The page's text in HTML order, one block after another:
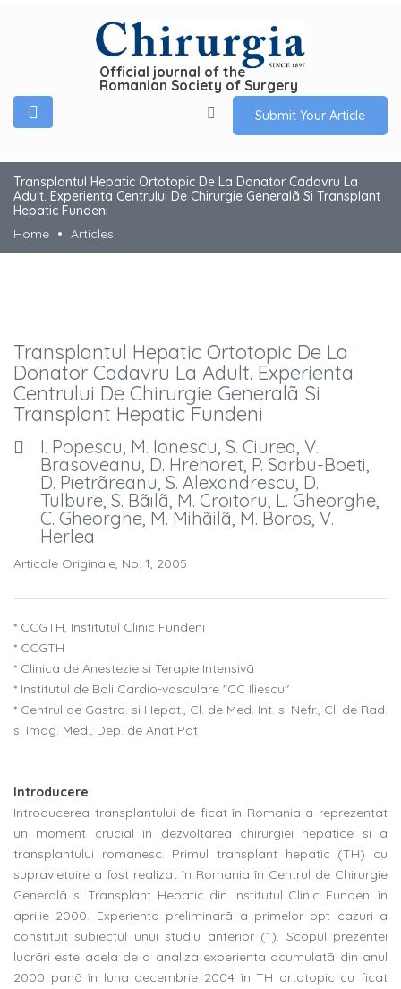
Official journal of the
Romanian Society of Surgery
Submit Your Article
Transplantul Hepatic Ortotopic De La Donator Cadavru La
Adult. Experienta Centrului De Chirurgie Generalã Si Transplant
Hepatic Fundeni
Home
Articles
Transplantul Hepatic Ortotopic De La
Donator Cadavru La Adult. Experienta
Centrului De Chirurgie Generalã Si
Transplant Hepatic Fundeni
I. Popescu, M. Ionescu, S. Ciurea, V.
Brasoveanu, D. Hrehoret, P. Sarbu-Boeti,
D. Pietrãreanu, S. Alexandrescu, D.
Tulbure, S. Bãilã, M. Croitoru, L. Gheorghe,
C. Gheorghe, M. Mihãilã, M. Boros, V.
Herlea
Articole Originale, No. 1, 2005
* CCGTH, Institutul Clinic Fundeni
* CCGTH
* Clinica de Anestezie si Terapie Intensivã
* Institutul de Boli Cardio-vasculare "CC Iliescu"
* Centrul de Gastro. si Hepat., Cl. de Med. Int. si Nefr., Cl. de Rad.
si Imag. Med., Dep. de Anat Pat
Introducere
Introducerea transplantului de ficat în Romania a reprezentat
un moment crucial în dezvoltarea chirurgiei hepatice si a
transplantului romanesc. Primul transplant hepatic (TH) cu
supravietuire a fost realizat în Romania în Centrul de Chirurgie
Generalã si Transplant Hepatic din Institutul Clinic Fundeni în
aprilie 2000. Experienta preliminarã a primelor opt cazuri a
constituit subiectul unui studiu anterior (1). Scopul prezentei
lucrãri este acela de a analiza experienta acumulatã din anul
2000 panã în luna decembrie 2004 în TH ortotopic cu ficat